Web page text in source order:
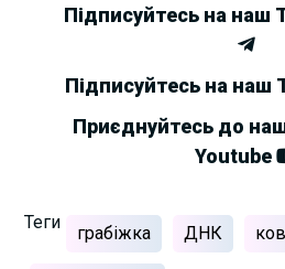
Підписуйтесь на наш
Підписуйтесь на наш
Приєднуйтесь до
Youtube
Теги
грабіжка ДНК